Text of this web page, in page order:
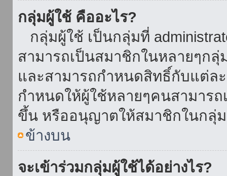
กลุ่มผู้ใช้ คืออะไร?
กลุ่มผู้ใช้ เป็นกลุ่มที่
สามารถเป็นสมาชิกในหลายๆก
และสามารถกำหนดสิทธิ์กับแต่ล
กำหนดให้ผู้ใช้หลายๆคนสามารถ
ขึ้น หรืออนุญาตให้สมาชิกในกลุ่ม
ข้างบน
จะเข้าร่วมกลุ่มผู้ใช้ได้อย่างไร?